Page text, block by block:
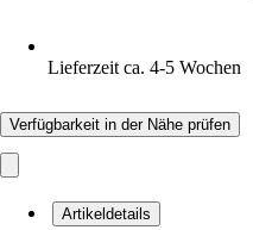
Lieferzeit ca. 4-5 Wochen
Verfügbarkeit in der Nähe prüfen
Artikeldetails